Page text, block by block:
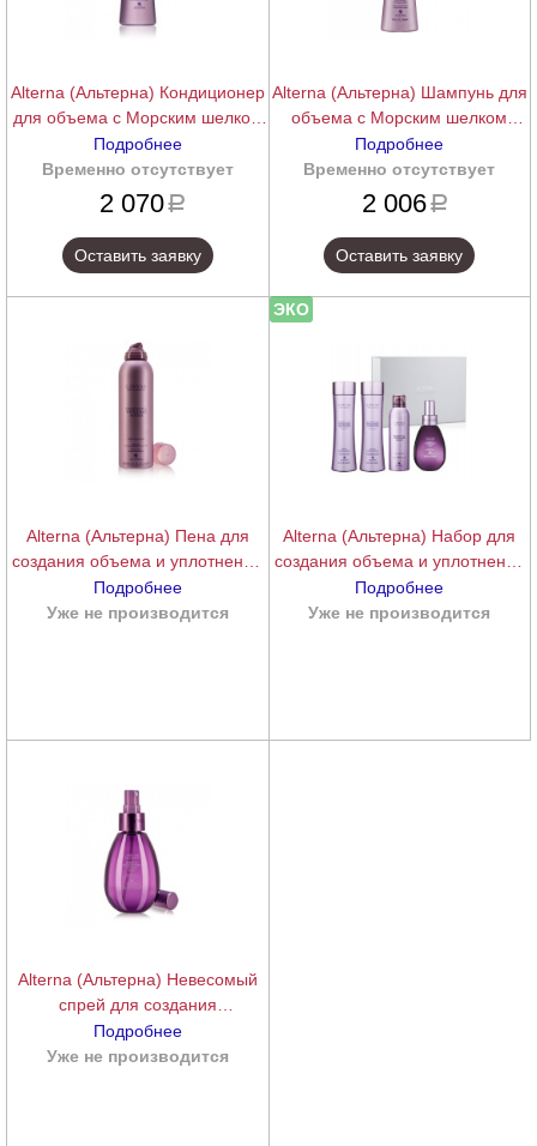
Alterna (Альтерна) Кондиционер
для объема с Морским шелком
(Caviar Anti-Aging | Bodybuilding
Volume Conditioner), 250 мл.
подробнее
Подробнее
Временно отсутствует
2 070a
Оставить заявку
Alterna (Альтерна) Шампунь для
объема с Морским шелком
(Caviar Anti-Aging | Bodybuilding
Volume Shampoo), 250 мл.
подробнее
Подробнее
Временно отсутствует
2 006a
Оставить заявку
Alterna (Альтерна) Пена для
создания объема и уплотнения
волос (Caviar Anti-Aging | Thick &
Full Volume Mousse), 232 гр.
подробнее
Подробнее
Уже не производится
ЭКО
Alterna (Альтерна) Набор для
создания объема и уплотнения
волос с морским шелком,
250+250+232+141 млподробнее
Подробнее
Уже не производится
Alterna (Альтерна) Невесомый
спрей для создания
максимального объема (Caviar
Anti-Aging | Miracle Multiplying
подробнее
Подробнее
Уже не производится